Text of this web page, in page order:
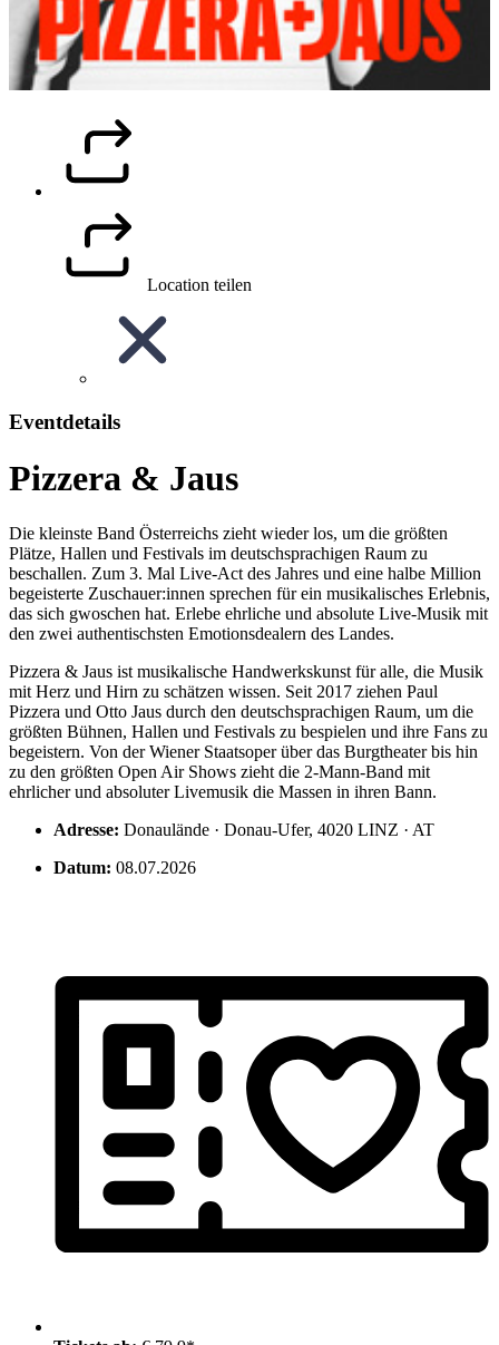
Location teilen
Eventdetails
Pizzera & Jaus
Die kleinste Band Österreichs zieht wieder los, um die größten
Plätze, Hallen und Festivals im deutschsprachigen Raum zu
beschallen. Zum 3. Mal Live-Act des Jahres und eine halbe Million
begeisterte Zuschauer:innen sprechen für ein musikalisches Erlebnis,
das sich gwoschen hat. Erlebe ehrliche und absolute Live-Musik mit
den zwei authentischsten Emotionsdealern des Landes.
Pizzera & Jaus ist musikalische Handwerkskunst für alle, die Musik
mit Herz und Hirn zu schätzen wissen. Seit 2017 ziehen Paul
Pizzera und Otto Jaus durch den deutschsprachigen Raum, um die
größten Bühnen, Hallen und Festivals zu bespielen und ihre Fans zu
begeistern. Von der Wiener Staatsoper über das Burgtheater bis hin
zu den größten Open Air Shows zieht die 2-Mann-Band mit
ehrlicher und absoluter Livemusik die Massen in ihren Bann.
Adresse: Donaulände · Donau-Ufer, 4020 LINZ · AT
Datum: 08.07.2026